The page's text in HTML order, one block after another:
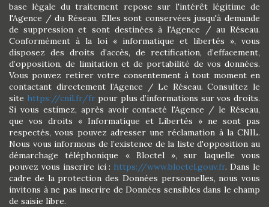
base légale du traitement repose sur l'intérêt légitime de
l'Agence / du Réseau. Elles sont conservées jusqu'à demande
de suppression et sont destinées à l'Agence / au Réseau.
Conformément à la loi « informatique et libertés », vous
disposez des droits d’accès, de rectification, d’effacement,
d’opposition, de limitation et de portabilité de vos données.
Vous pouvez retirer votre consentement à tout moment en
contactant directement l’Agence / Le Réseau. Consultez le
site https://cnil.fr/frpour plus d’informations sur vos droits.
Si vous estimez, après avoir contacté l'Agence / le Réseau,
que vos droits « Informatique et Libertés » ne sont pas
respectés, vous pouvez adresser une réclamation à la CNIL.
Nous vous informons de l’existence de la liste d'opposition au
démarchage téléphonique « Bloctel », sur laquelle vous
pouvez vous inscrire ici : https://www.bloctel.gouv.fr. Dans le
cadre de la protection des Données personnelles, nous vous
invitons à ne pas inscrire de Données sensibles dans le champ
de saisie libre.